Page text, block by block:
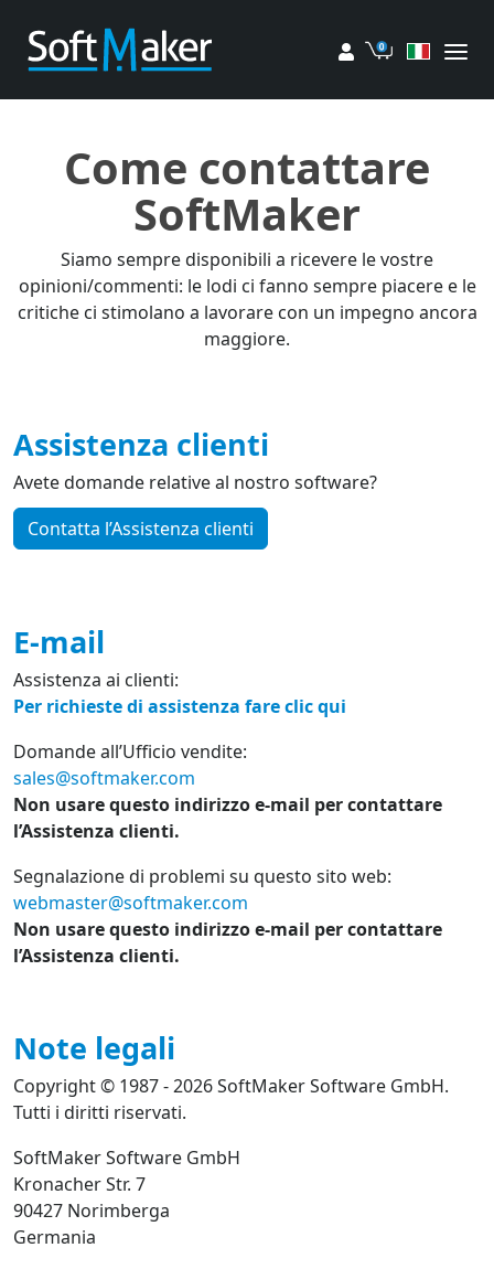
Il mio account
Carrello
Come contattare
SoftMaker
Siamo sempre disponibili a ricevere le vostre
opinioni/commenti: le lodi ci fanno sempre piacere e le
critiche ci stimolano a lavorare con un impegno ancora
maggiore.
Assistenza clienti
Avete domande relative al nostro software?
Contatta l’Assistenza clienti
E-mail
Assistenza ai clienti:
Per richieste di assistenza fare clic qui
Domande all’Ufficio vendite:
sales@softmaker.com
Non usare questo indirizzo e-mail per contattare
l’Assistenza clienti.
Segnalazione di problemi su questo sito web:
webmaster@softmaker.com
Non usare questo indirizzo e-mail per contattare
l’Assistenza clienti.
Note legali
Copyright © 1987 - 2026 SoftMaker Software GmbH.
Tutti i diritti riservati.
SoftMaker Software GmbH
Kronacher Str. 7
90427 Norimberga
Germania